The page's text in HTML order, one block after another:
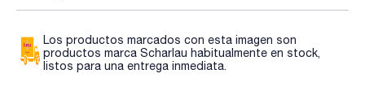
Los productos marcados con esta imagen son
productos marca Scharlau habitualmente en stock,
listos para una entrega inmediata.